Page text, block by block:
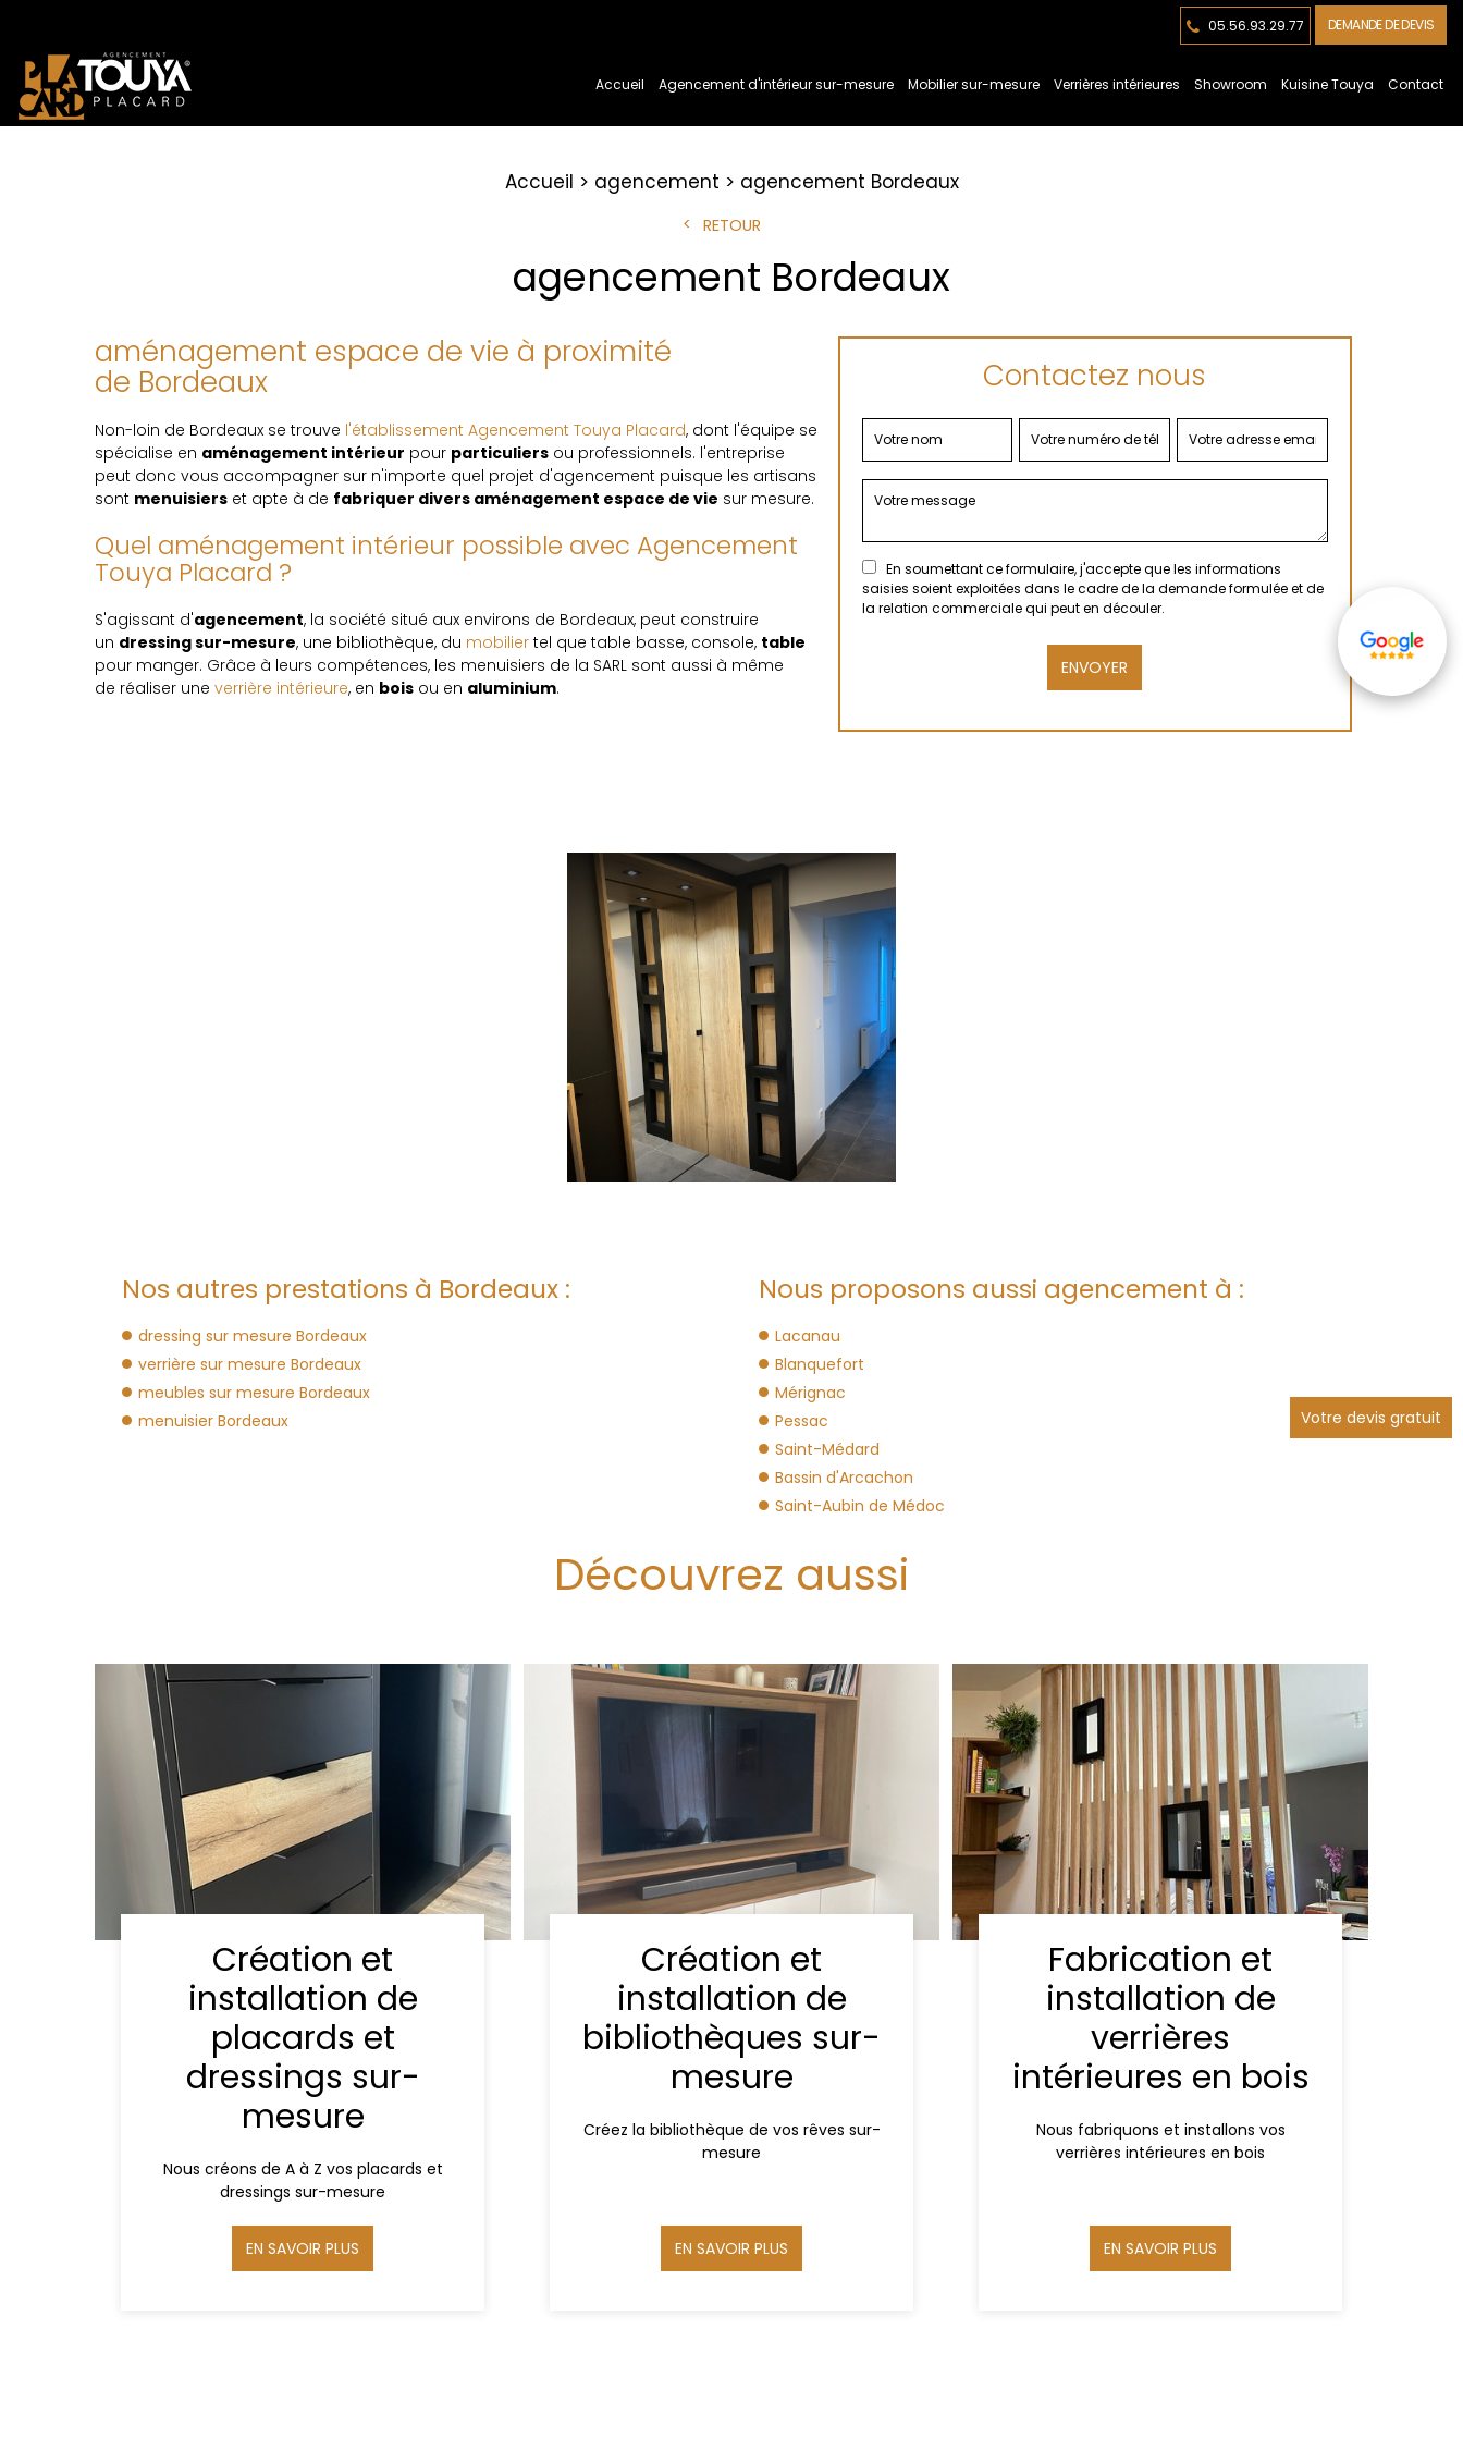
Accueil Agencement d'intérieur sur-mesure Mobilier sur-mesure Verrières intérieures Showroom Kuisine Touya Contact
05.56.93.29.77 DEMANDE DE DEVIS
Accueil agencement agencement Bordeaux
RETOUR
agencement Bordeaux
aménagement espace de vie à proximité
de Bordeaux
Non-loin de Bordeaux se trouve l'établissement Agencement Touya Placard, dont l'équipe se
spécialise en aménagement intérieur pour particuliers ou professionnels. l'entreprise
peut donc vous accompagner sur n'importe quel projet d'agencement puisque les artisans
sont menuisiers et apte à de fabriquer divers aménagement espace de vie sur mesure.
Quel aménagement intérieur possible avec Agencement
Touya Placard ?
S'agissant d'agencement, la société situé aux environs de Bordeaux, peut construire
un dressing sur-mesure, une bibliothèque, du mobilier tel que table basse, console, table
pour manger. Grâce à leurs compétences, les menuisiers de la SARL sont aussi à même
de réaliser une verrière intérieure, en bois ou en aluminium.
Contactez nous
En soumettant ce formulaire, j'accepte que les informations
saisies soient exploitées dans le cadre de la demande formulée et de
la relation commerciale qui peut en découler.
Nos autres prestations à Bordeaux :
dressing sur mesure Bordeaux
verrière sur mesure Bordeaux
meubles sur mesure Bordeaux
menuisier Bordeaux
Nous proposons aussi agencement à :
Lacanau
Blanquefort
Mérignac
Pessac
Saint-Médard
Bassin d'Arcachon
Saint-Aubin de Médoc
Découvrez aussi
Création et
installation de
placards et
dressings sur-
mesure
Nous créons de A à Z vos placards et
dressings sur-mesure
EN SAVOIR PLUS
Création et
installation de
bibliothèques sur-
mesure
Créez la bibliothèque de vos rêves sur-
mesure
EN SAVOIR PLUS
Fabrication et
installation de
verrières
intérieures en bois
Nous fabriquons et installons vos
verrières intérieures en bois
EN SAVOIR PLUS
Votre devis gratuit